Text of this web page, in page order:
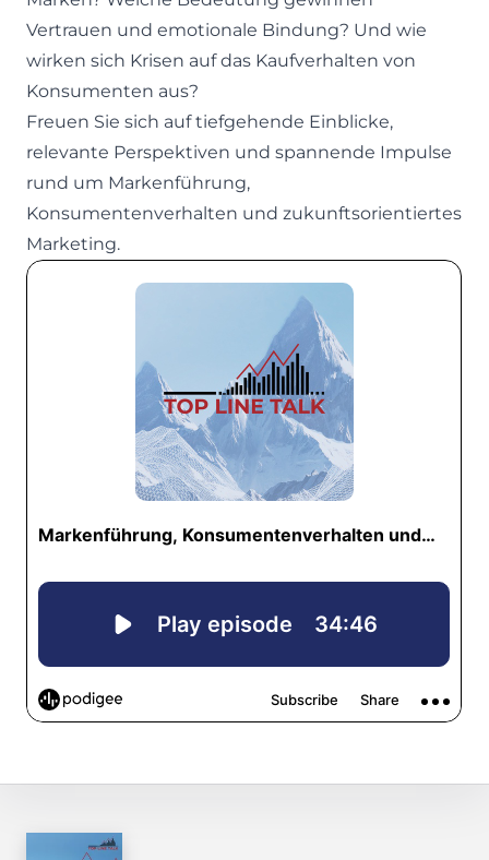
Vertrauen und emotionale Bindung? Und wie
wirken sich Krisen auf das Kaufverhalten von
Konsumenten aus?
Freuen Sie sich auf tiefgehende Einblicke,
relevante Perspektiven und spannende Impulse
rund um Markenführung,
Konsumentenverhalten und zukunftsorientiertes
Marketing.